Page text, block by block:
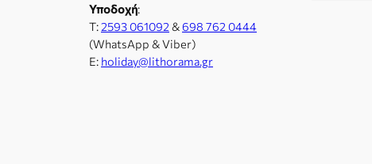
Υποδοχή:
Τ:2593 061092 &698 762 0444
(WhatsApp & Viber)
E: holiday@lithorama.gr